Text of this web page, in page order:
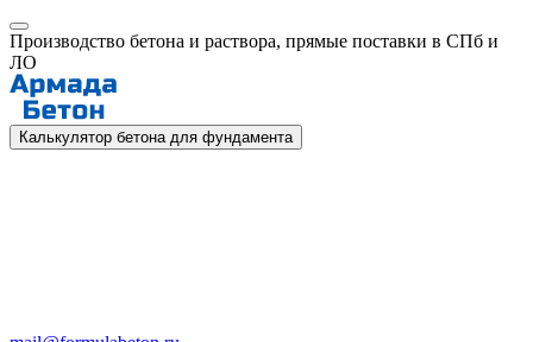
Производство бетона и раствора, прямые поставки в СПб и
ЛО
Калькулятор бетона для фундамента